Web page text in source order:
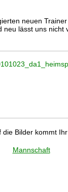
neuen
lässt uns nicht
die Bilder kommt
Mannschaft